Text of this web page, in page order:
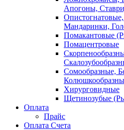
Апогоны,
Мандаринки,
Помакантовые
Помацентровые
Сомообразные,
Хирурговидные
Щетинозубые
Оплата
Прайс
Оплата Счета